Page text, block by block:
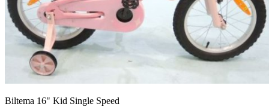
Biltema 16" Kid Single Speed